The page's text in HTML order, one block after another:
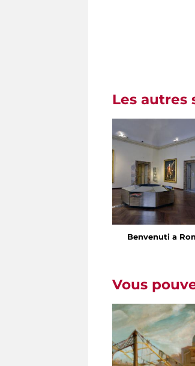
Les autres
Benvenuti a
Vous